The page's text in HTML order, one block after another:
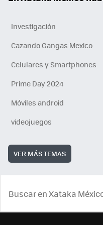
Investigación
Cazando Gangas Mexico
Celulares y Smartphones
Prime Day 2024
Móviles android
videojuegos
VER MÁS TEMAS